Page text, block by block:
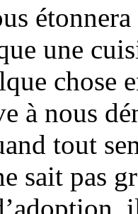
une
chose
à nous
tout
sait pas